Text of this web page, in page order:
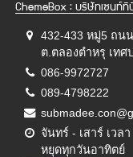
ChemeBox : บริษัทเซนท์ทิ
432-433 หมู่5 ถน
ต.ตลองตำหรุ เทศ
086-9972727
089-4798222
จันทร์ - เสาร์ เวล
หยุดทุกวันอาทิตย์